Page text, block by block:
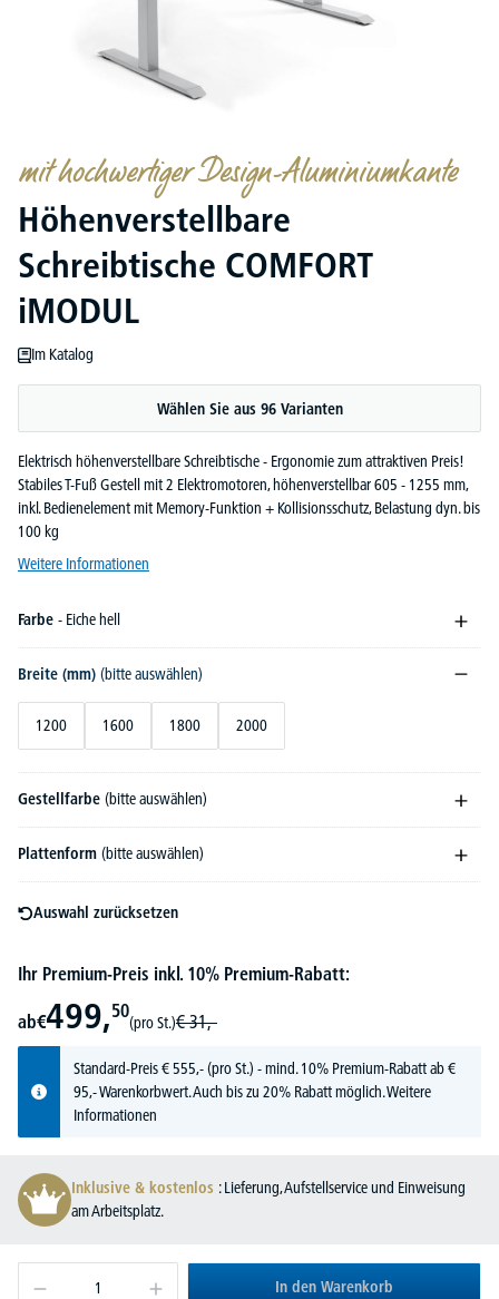
mit hochwertiger Design-Aluminiumkante
Höhenverstellbare
Schreibtische COMFORT
iMODUL
Im Katalog
Wählen Sie aus 96 Varianten
Elektrisch höhenverstellbare Schreibtische - Ergonomie zum attraktiven Preis!
Stabiles T-Fuß Gestell mit 2 Elektromotoren, höhenverstellbar 605 - 1255 mm,
inkl. Bedienelement mit Memory-Funktion + Kollisionsschutz, Belastung dyn. bis
100 kg
Weitere Informationen
Farbe - Eiche hell
Breite (mm) (bitte auswählen)
1200 1600 1800 2000
Gestellfarbe (bitte auswählen)
Plattenform (bitte auswählen)
Auswahl zurücksetzen
Ihr Premium-Preis inkl. 10% Premium-Rabatt:
ab€499,50
(pro St.)€ 31,-
Standard-Preis€ 555,-(pro St.) - mind. 10% Premium-Rabatt ab €
95,- Warenkorbwert. Auch bis zu 20% Rabatt möglich.Weitere
Informationen
Inklusive & kostenlos : Lieferung, Aufstellservice und Einweisung
am Arbeitsplatz.
In den Warenkorb